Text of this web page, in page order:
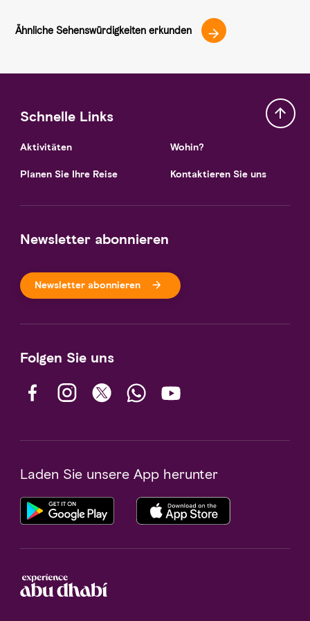
Ähnliche Sehenswürdigkeiten erkunden
Schnelle Links
Aktivitäten
Planen Sie Ihre Reise
Wohin?
Kontaktieren Sie uns
Newsletter abonnieren
Newsletter abonnieren
Folgen Sie uns
Laden Sie unsere App herunter